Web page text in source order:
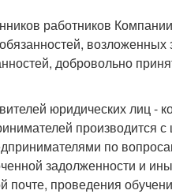
работников
добровольно
юридических лиц -
производится
по
задолженности и
почте, проведения